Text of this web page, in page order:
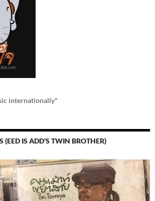
internationally"
(EED IS ADD’S TWIN BROTHER)